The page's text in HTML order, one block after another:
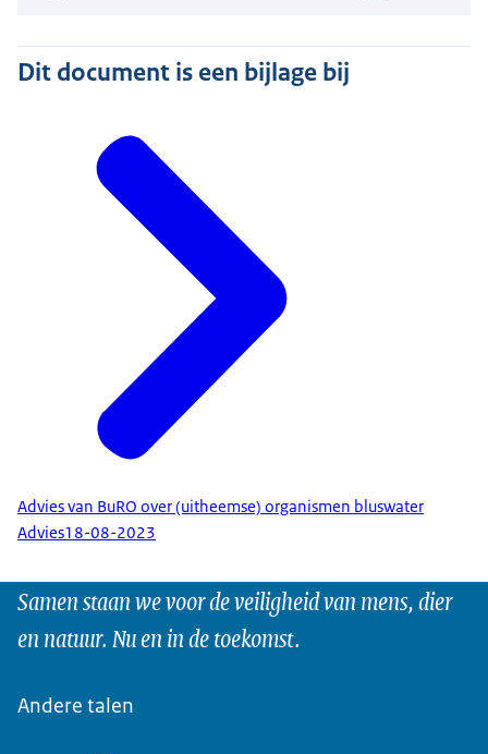
Dit document is een bijlage bij
Advies van BuRO over (uitheemse) organismen bluswater
Advies18-08-2023
Samen staan we voor de veiligheid van mens, dier
en natuur. Nu en in de toekomst.
Andere talen